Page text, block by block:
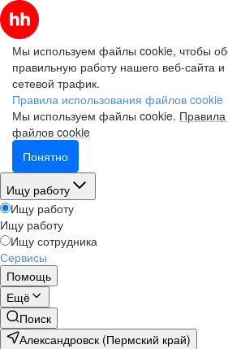
Мы используем файлы cookie, чтобы
правильную работу нашего веб-сайта и
сетевой трафик.
Правила использования файлов cookie
Мы используем файлы cookie. Правила
файлов cookie
Понятно
Ищу работу
Ищу работу
Ищу работу
Ищу сотрудника
Сервисы
Помощь
Ещё
Поиск
Александровск (Пермский край)